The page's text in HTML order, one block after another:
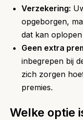
Verzekering:
opgeborgen,
dat kan
Geen extra
inbegrepen bij
zich zorgen
premies.
Welke optie